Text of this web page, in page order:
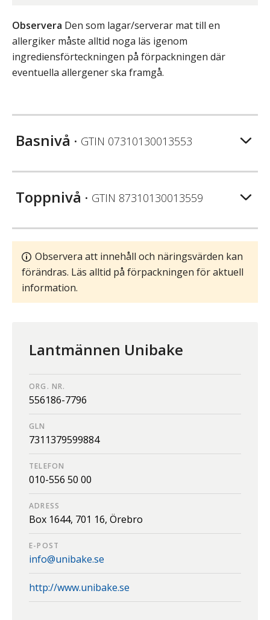
Observera Den som lagar/serverar mat till en
allergiker måste alltid noga läs igenom
ingrediensförteckningen på förpackningen där
eventuella allergener ska framgå.
Basnivå • GTIN 07310130013553
Toppnivå • GTIN 87310130013559
Observera att innehåll och näringsvärden kan
förändras. Läs alltid på förpackningen för aktuell
information.
Lantmännen Unibake
ORG. NR.
556186-7796
GLN
7311379599884
TELEFON
010-556 50 00
ADRESS
Box 1644, 701 16, Örebro
E-POST
info@unibake.se
http://www.unibake.se